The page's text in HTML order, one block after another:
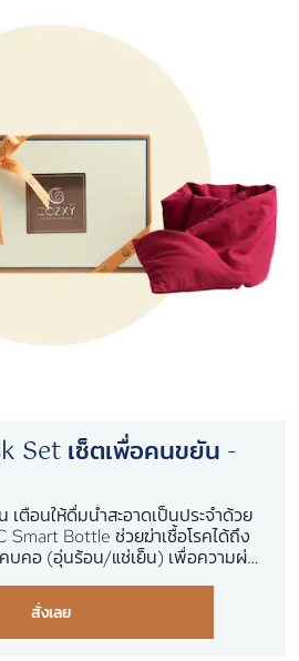
Set เซ็ตเพื่อคนขยัน -
เตือนให้ดื่มน้ำสะอาดเป็นประจำด้วย
Smart Bottle ช่วยฆ่าเชื้อโรคได้ถึง
คอ (อุ่นร้อน/แช่เย็น) เพื่อความผ่อน
สั่งเลย